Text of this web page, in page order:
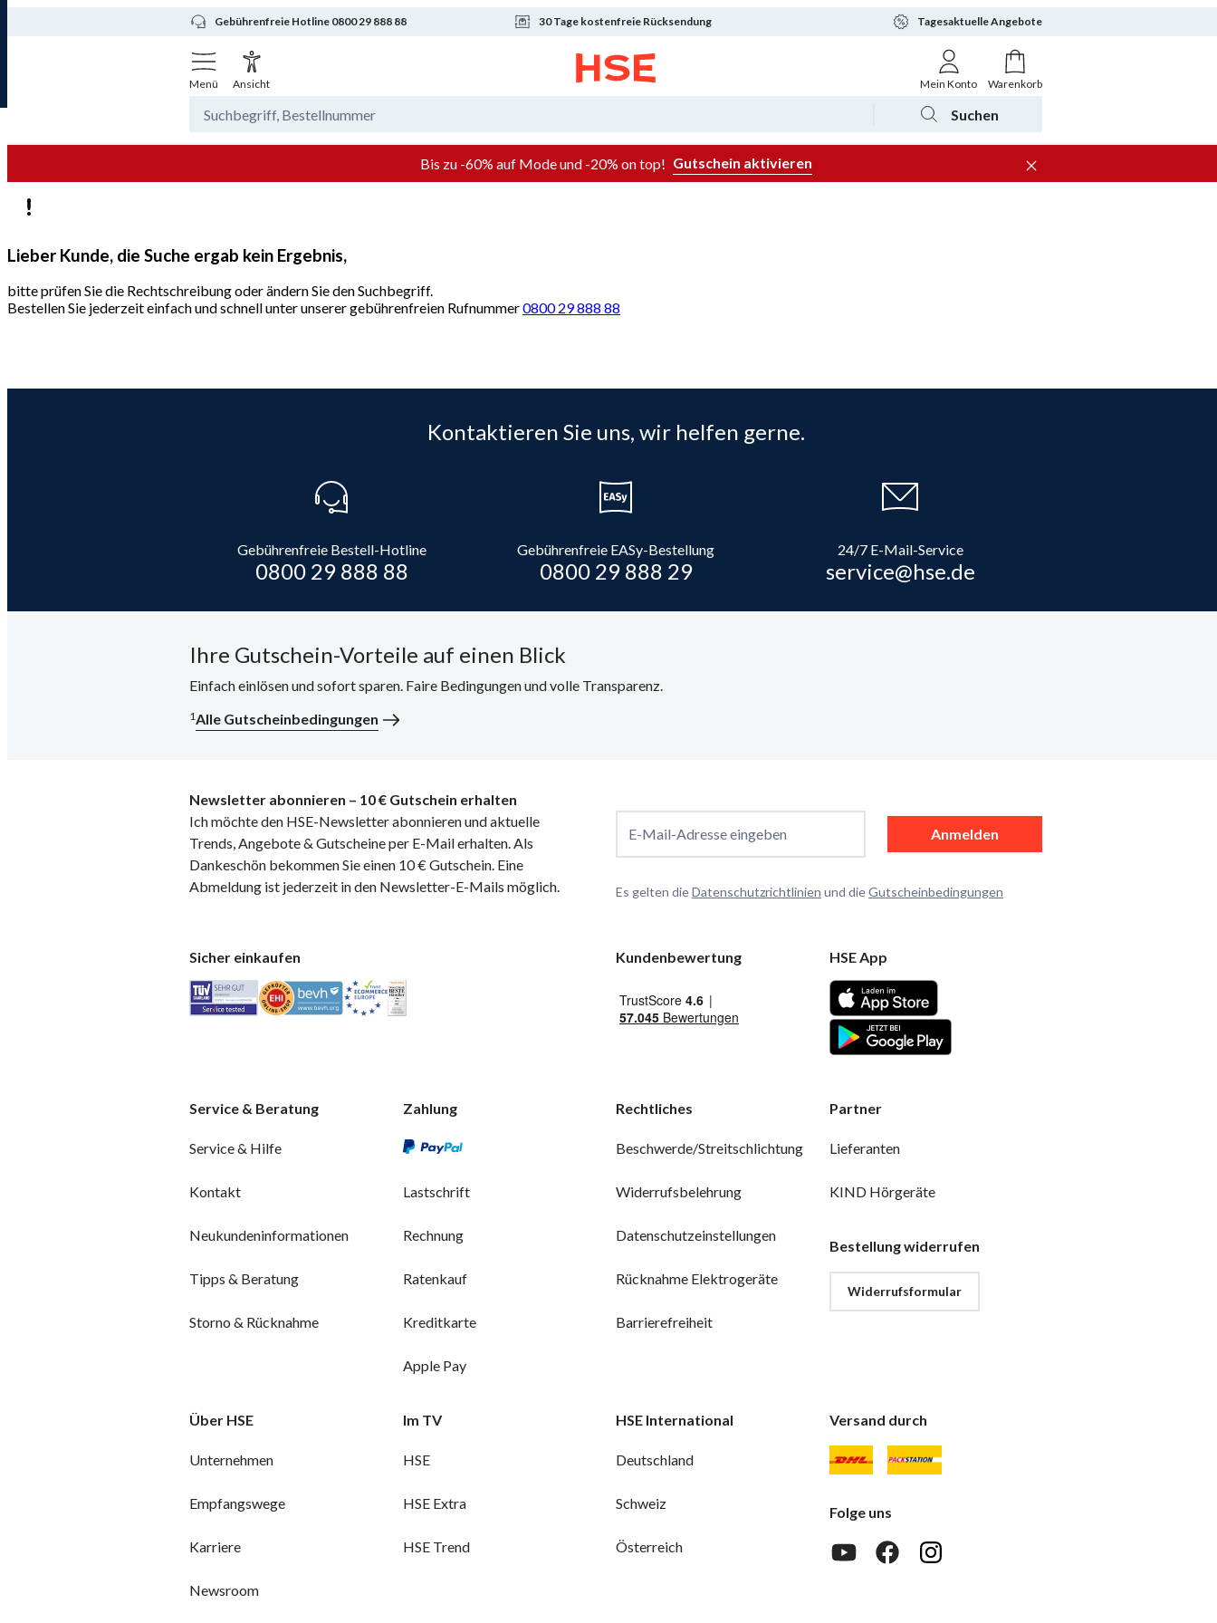
Gebührenfreie Hotline 0800 29 888 88 30 Tage kostenfreie Rücksendung Tagesaktuelle Angebote
Menü Ansicht Mein Konto Warenkorb
Suchen
Bis zu -60% auf Mode und -20% on top! Gutschein aktivieren
Lieber Kunde, die Suche ergab kein Ergebnis,
bitte prüfen Sie die Rechtschreibung oder ändern Sie den Suchbegriff.
Bestellen Sie jederzeit einfach und schnell unter unserer gebührenfreien Rufnummer0800 29 888 88
Kontaktieren Sie uns, wir helfen gerne.
Gebührenfreie Bestell-Hotline
0800 29 888 88
Gebührenfreie EASy-Bestellung
0800 29 888 29
24/7 E-Mail-Service
service@hse.de
Ihre Gutschein-Vorteile auf einen Blick
Einfach einlösen und sofort sparen. Faire Bedingungen und volle Transparenz.
1Alle Gutscheinbedingungen
Newsletter abonnieren – 10 € Gutschein erhalten
Ich möchte den HSE-Newsletter abonnieren und aktuelle
Trends, Angebote & Gutscheine per E-Mail erhalten. Als
Dankeschön bekommen Sie einen 10 € Gutschein. Eine
Abmeldung ist jederzeit in den Newsletter-E-Mails möglich.
E-Mail-Adresse eingeben Anmelden
Es gelten dieDatenschutzrichtlinien und dieGutscheinbedingungen
Sicher einkaufen Kundenbewertung HSE App
Service & Beratung
Service & Hilfe
Kontakt
Neukundeninformationen
Tipps & Beratung
Storno & Rücknahme
Zahlung
Lastschrift
Rechnung
Ratenkauf
Kreditkarte
Apple Pay
Rechtliches
Beschwerde/Streitschlichtung
Widerrufsbelehrung
Datenschutzeinstellungen
Rücknahme Elektrogeräte
Barrierefreiheit
Partner
Lieferanten
KIND Hörgeräte
Bestellung widerrufen
Widerrufsformular
Über HSE
Unternehmen
Empfangswege
Karriere
Newsroom
Im TV
HSE
HSE Extra
HSE Trend
HSE International
Deutschland
Schweiz
Österreich
Versand durch
Folge uns